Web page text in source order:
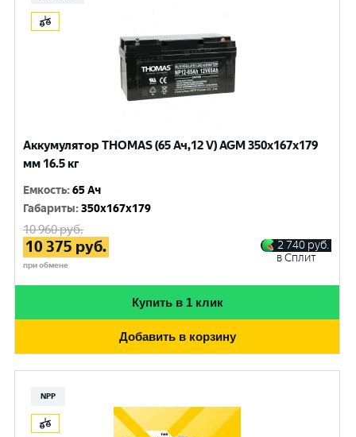
Аккумулятор THOMAS (65 Ач,12 V) AGM 350x167x179
мм 16.5 кг
Емкость:65 Ач
Габариты:350x167x179
10 960руб.
10 375 руб.
при обмене
2 740 руб.
в Сплит
Купить в 1 клик
Добавить в корзину
NPP